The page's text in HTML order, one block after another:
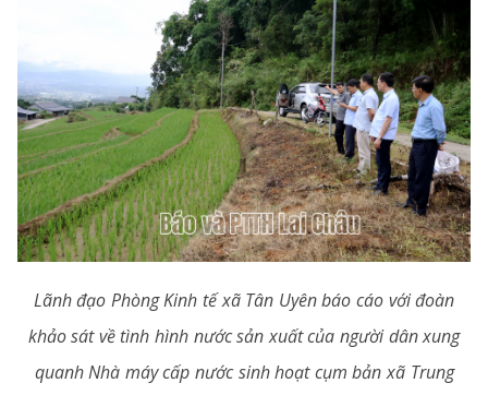
Lãnh đạo Phòng Kinh tế xã Tân Uyên báo cáo với đoàn
khảo sát về tình hình nước sản xuất của người dân xung
quanh Nhà máy cấp nước sinh hoạt cụm bản xã Trung